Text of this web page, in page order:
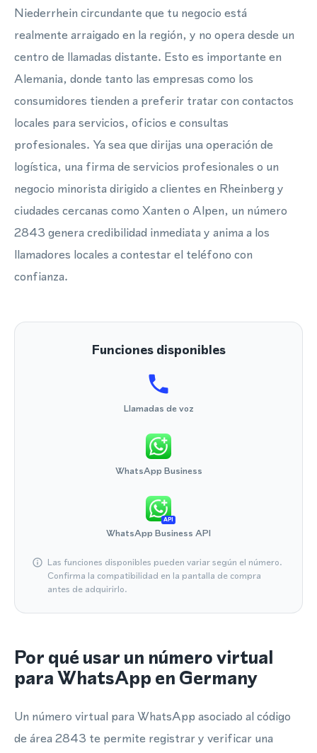
Niederrhein circundante que tu negocio está
realmente arraigado en la región, y no opera desde un
centro de llamadas distante. Esto es importante en
Alemania, donde tanto las empresas como los
consumidores tienden a preferir tratar con contactos
locales para servicios, oficios e consultas
profesionales. Ya sea que dirijas una operación de
logística, una firma de servicios profesionales o un
negocio minorista dirigido a clientes en Rheinberg y
ciudades cercanas como Xanten o Alpen, un número
2843 genera credibilidad inmediata y anima a los
llamadores locales a contestar el teléfono con
confianza.
Funciones disponibles
Llamadas de voz
WhatsApp Business
API
WhatsApp Business API
Las funciones disponibles pueden variar según el número.
Confirma la compatibilidad en la pantalla de compra
antes de adquirirlo.
Por qué usar un número virtual
para WhatsApp en Germany
Un número virtual para WhatsApp asociado al código
de área 2843 te permite registrar y verificar una